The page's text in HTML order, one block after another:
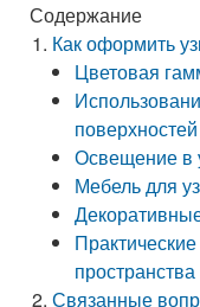
Содержание
Как оформить
Цветовая
поверхностей
Освещение в
Мебель для
пространства
Связанные